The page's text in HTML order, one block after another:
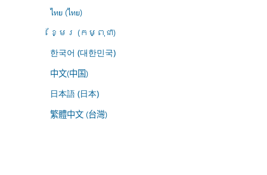
ไทย (ไทย)
ខ្មែរ (កម្ពុជា)
한국어 (대한민국)
中文(中国)
日本語 (日本)
繁體中文 (台灣)